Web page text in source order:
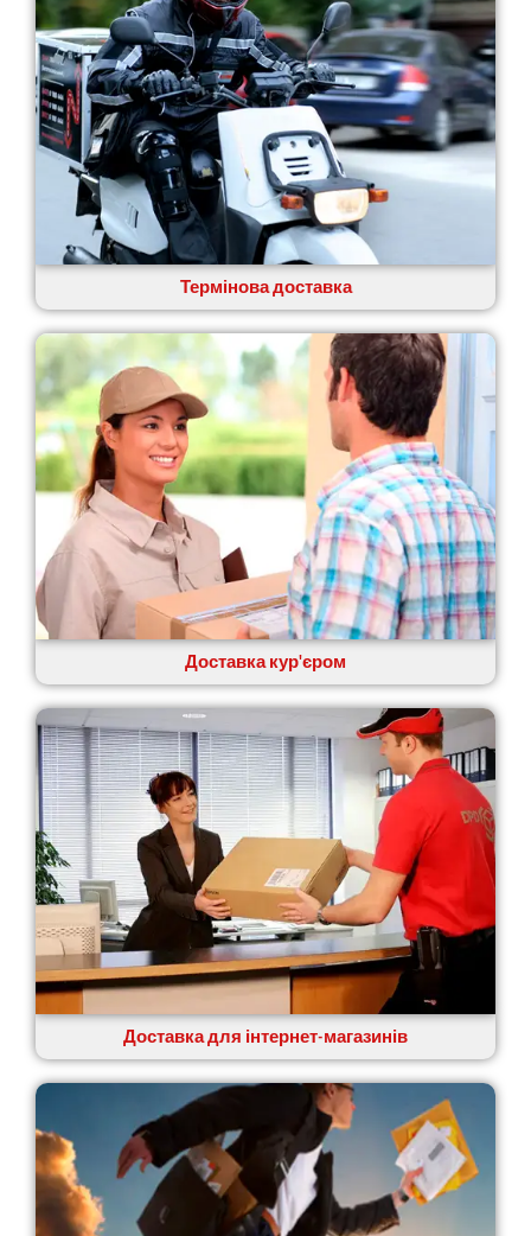
Первомайськ
Пісочин
Петриків
Петропавлівська Борщагівка
Підгородне
Погреби
Покров
Полтава
Прилуки
Путивль
П’ятихатки
Роздільна
Рені
Решетилівка
Ромни
Рівне
Рудне
Самбір
Щасливе
Шепетівка
Шостка
Шпола
Синельникове
Славутич
Слобожанське
Сміла
Софіївська Борщагівка
Сокільники
Солоницівка
Старокостянтинів
Старі Петрівці
Стебник
Стоянка
Стрий
Суми
Світловодськ
Святопетрівське
Тальне
Тарасівка
Тернопіль
Тернівка
Трускавець
Тульчин
Термінова доставка
Доставка кур'єром
Доставка для інтернет-магазинів